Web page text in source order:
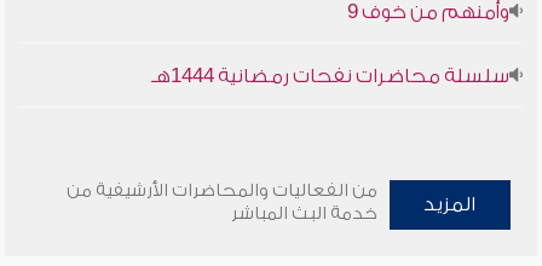
وأمنهم من خوف 9
سلسلة محاضرات نفحات رمضانية 1444هـ
المزيد
من الفعاليات والمحاضرات الأرشيفية من
خدمة البث المباشر